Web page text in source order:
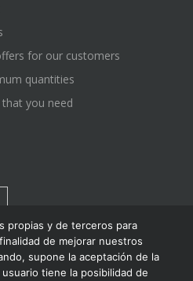
for our customers
quantities
you need
propias y de terceros para
de mejorar nuestros
supone la aceptación de la
tiene la posibilidad de